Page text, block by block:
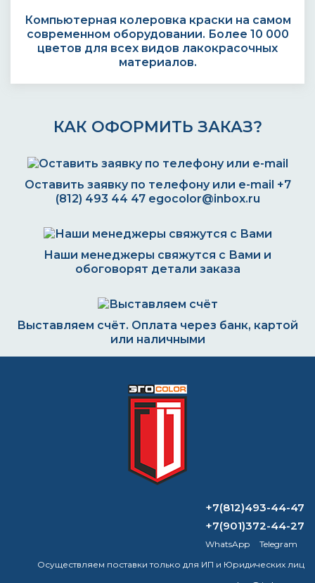
Компьютерная колеровка краски на самом
современном оборудовании. Более 10 000
цветов для всех видов лакокрасочных
материалов.
КАК ОФОРМИТЬ ЗАКАЗ?
Оставить заявку по телефону или e-mail +7
(812) 493 44 47 egocolor@inbox.ru
Наши менеджеры свяжутся с Вами и
обоговорят детали заказа
Выставляем счёт. Оплата через банк, картой
или наличными
Формируем заказ и отправляем транспортной
компанией
ВОПРОС-ОТВЕТ
Сколько стоит полиуретановая эмаль?
деаэрация воды?
+7(812)493-44-47
+7(901)372-44-27
WhatsApp
Telegram
Осуществляем поставки только для ИП и Юридических лиц